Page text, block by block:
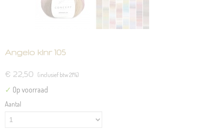
Angelo klnr 105
€ 22,50 (inclusief btw 21%)
✓ Op voorraad
Aantal